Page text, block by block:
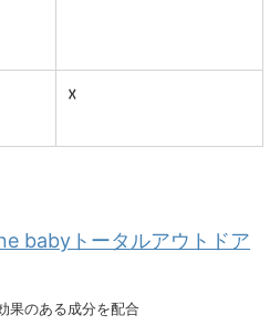
☓
babyトータルアウトドア
果のある成分を配合